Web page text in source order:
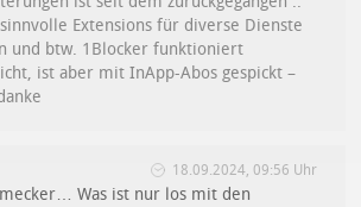
Extensions für diverse Dienste
und btw. 1Blocker funktioniert
ist aber mit InApp-Abos gespickt –
18.09.2024, 09:56 Uhr
Was ist nur los mit den